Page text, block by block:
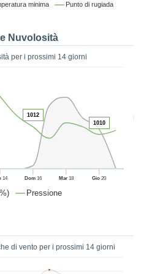
minima Punto di rugiada
Nuvolosità
per i prossimi 14 giorni
Pressione
50
14 Dom16 Mar18 Gio 20
1012
1010
di vento per i prossimi 14 giorni